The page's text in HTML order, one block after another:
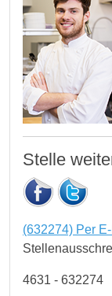
Stelle
(632274) Per
4631 - 632274